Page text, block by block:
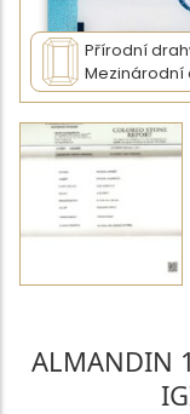
Přírodní
Mezinárodní
ALMANDIN